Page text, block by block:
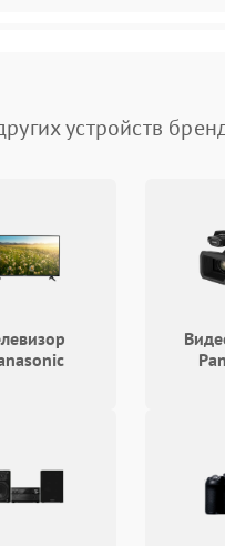
устройств